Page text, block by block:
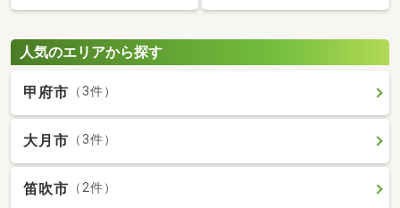
人気のエリアから探す
甲府市 （3件）
大月市 （3件）
笛吹市 （2件）